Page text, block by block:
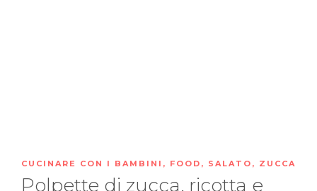
CUCINARE CON I BAMBINI , FOOD , SALATO , ZUCCA
Polpette di zucca, ricotta e